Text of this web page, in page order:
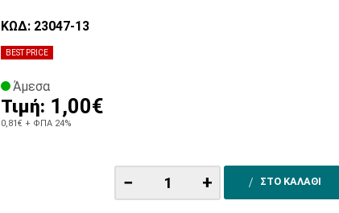
BEST PRICE
ΚΩΔ: 23047-13
Άμεσα
Τιμή: 1,00€
0,81€ + ΦΠΑ 24%
− + ΣΤΟ ΚΑΛΑΘΙ